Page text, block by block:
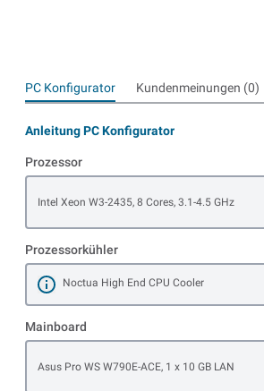
PC Konfigurator Kundenmeinungen (0)
Anleitung PC Konfigurator
Prozessor
Intel Xeon W3-2435, 8 Cores, 3.1-4.5 GHz
Prozessorkühler
Noctua High End CPU Cooler
Mainboard
Asus Pro WS W790E-ACE, 1 x 10 GB LAN